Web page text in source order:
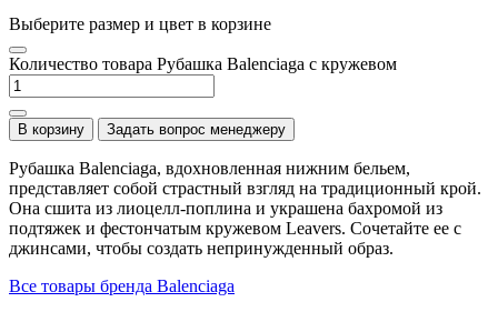
Выберите размер и цвет в корзине
Количество товара Рубашка Balenciaga с кружевом
В корзину Задать вопрос менеджеру
Рубашка Balenciaga, вдохновленная нижним бельем,
представляет собой страстный взгляд на традиционный крой.
Она сшита из лиоцелл-поплина и украшена бахромой из
подтяжек и фестончатым кружевом Leavers. Сочетайте ее с
джинсами, чтобы создать непринужденный образ.
Все товары бренда Balenciaga